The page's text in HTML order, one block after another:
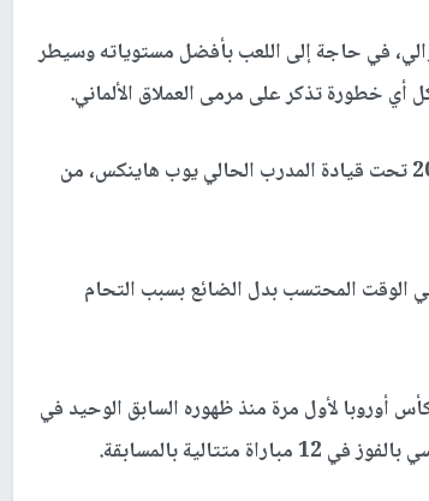
في حاجة إلى اللعب بأفضل مستوياته وسيطر
أي خطورة تذكر على مرمى العملاق الألماني.
واستفاد بايرن، الذي كانت آخر مرة حقق فيها الثلاثية في 2013 تحت قيادة المدرب الحالي يوب هاينكس، من
الوقت المحتسب بدل الضائع بسبب التحام
أوروبا لأول مرة منذ ظهوره السابق الوحيد في